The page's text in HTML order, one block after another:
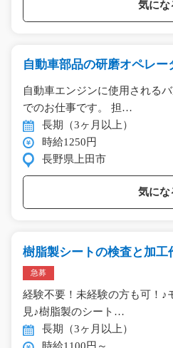
気にな
自動車部品の研磨オペレー
自動車エンジンに使用される
でのお仕事です。 担…
長期（3ヶ月以上）
時給1250円
長野県上田市
気にな
樹脂製シートの検査と加工
急募
経験不要！未経験の方も可！♪
見♪樹脂製のシート…
長期（3ヶ月以上）